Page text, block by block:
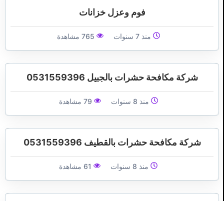
فوم وعزل خزانات
منذ 7 سنوات
شركة مكافحة حشرات بالجبيل 0531559396
منذ 8 سنوات
شركة مكافحة حشرات بالقطيف 0531559396
منذ 8 سنوات